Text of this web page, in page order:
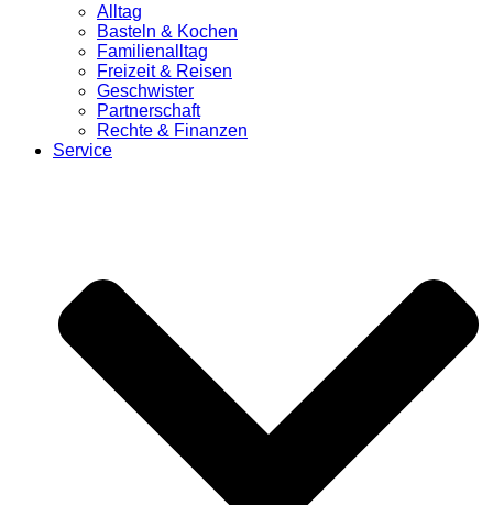
Alltag
Basteln & Kochen
Familienalltag
Freizeit & Reisen
Geschwister
Partnerschaft
Rechte & Finanzen
Service